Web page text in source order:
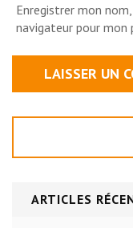
Enregistrer mon
navigateur pour mon
ARTICLES